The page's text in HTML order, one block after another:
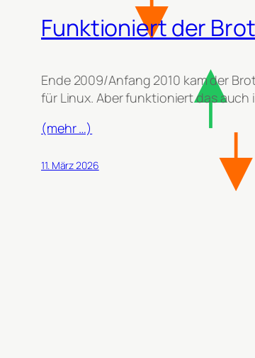
Funktioniert der
Ende 2009/Anfang 2010 kam der
für Linux. Aber funktioniert das
(mehr …)
11. März 2026